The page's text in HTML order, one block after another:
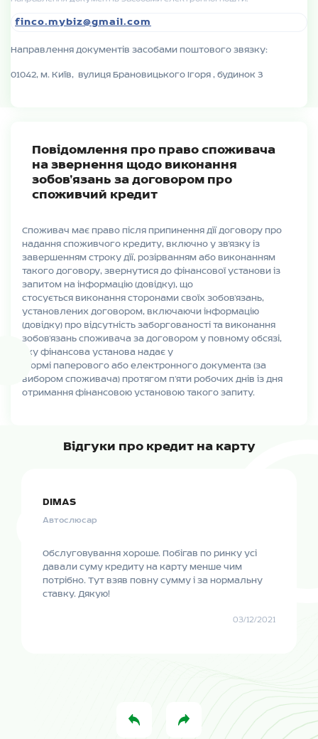
finco.mybiz@gmail.com
Направлення документів засобами поштового звязку:
01042, м. Київ, вулиця Брановицького Ігоря , будинок 3
Повідомлення про право споживача
на звернення щодо виконання
зобов’язань за договором про
споживчий кредит
Споживач має право після припинення дії договору про
надання споживчого кредиту, включно у зв’язку із
завершенням строку дії, розірванням або виконанням
такого договору, звернутися до фінансової установи із
запитом на інформацію (довідку), що
стосується виконання сторонами своїх зобов’язань,
установлених договором, включаючи інформацію
(довідку) про відсутність заборгованості та виконання
зобов’язань споживача за договором у повному обсязі,
яку фінансова установа надає у
формі паперового або електронного документа (за
вибором споживача) протягом п’яти робочих днів із дня
отримання фінансовою установою такого запиту.
Відгуки про кредит на карту
DIMAS
Автослюсар
Обслуговування хороше. Побігав по ринку усі
давали суму кредиту на карту менше чим
потрібно. Тут взяв повну сумму і за нормальну
ставку. Дякую!
03/12/2021